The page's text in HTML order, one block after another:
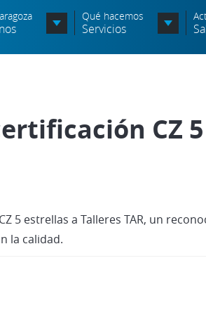
Consultivos
Asociadas
Qué hacemos
Servicios
CZ
5 estrellas a Talleres TAR, un
la calidad.